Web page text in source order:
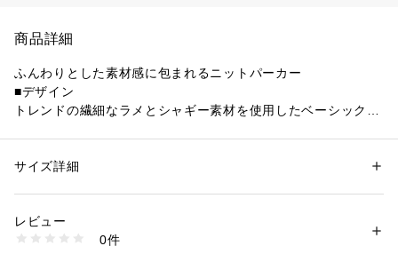
商品詳細
ふんわりとした素材感に包まれるニットパーカー
■デザイン
トレンドの繊細なラメとシャギー素材を使用したベーシックな
材感が柔らかで上品な雰囲気を演出してくれる一着。ライトア
性別：レディース
素材：ナイロン:72%、ポリエステル:28%
洗濯：【本体のみ】40℃まで手洗い可 漂白不可 タンブル乾燥不可 日陰平
干し乾燥 アイロン不可 弱いドライクリーニング（石油系）可 弱いウェッ
サイズ詳細
レビュー
0件